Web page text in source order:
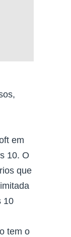
em
10. O
que
10
tem o